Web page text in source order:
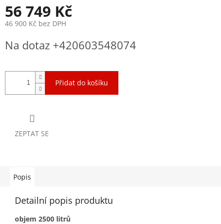
56 749 Kč
46 900 Kč bez DPH
cena:
Na dotaz +420603548074
Přidat do košíku
ZEPTAT SE
Popis
Detailní popis produktu
objem 2500 litrů